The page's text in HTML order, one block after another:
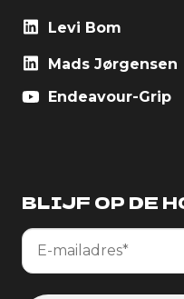
Levi Bom
Mads Jørgensen
Endeavour-Grip
BLIJF OP DE